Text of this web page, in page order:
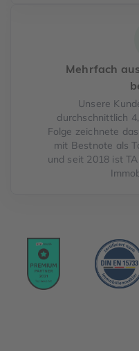
Mehrfach
Unsere
durchschnittlich
Folge zeichnete
mit Bestnote als
und seit 2018 ist